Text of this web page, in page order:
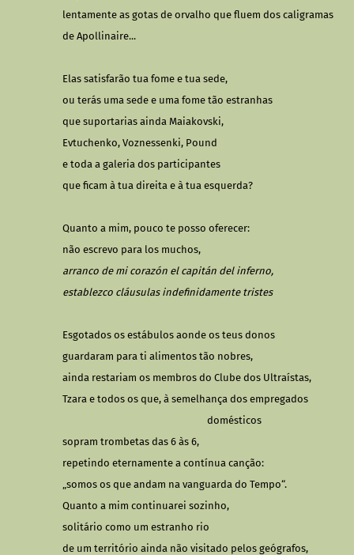
lentamente as gotas de orvalho que fluem dos caligramas
de Apollinaire...
Elas satisfarão tua fome e tua sede,
ou terás uma sede e uma fome tão estranhas
que suportarias ainda Maiakovski,
Evtuchenko, Voznessenki, Pound
e toda a galeria dos participantes
que ficam à tua direita e à tua esquerda?
Quanto a mim, pouco te posso oferecer:
não escrevo para los muchos,
arranco de mi corazón el capitán del inferno,
establezco cláusulas indefinidamente tristes
Esgotados os estábulos aonde os teus donos
guardaram para ti alimentos tão nobres,
ainda restariam os membros do Clube dos Ultraístas,
Tzara e todos os que, à semelhança dos empregados
domésticos
sopram trombetas das 6 às 6,
repetindo eternamente a contínua canção:
„somos os que andam na vanguarda do Tempo“.
Quanto a mim continuarei sozinho,
solitário como um estranho rio
de um território ainda não visitado pelos geógrafos,